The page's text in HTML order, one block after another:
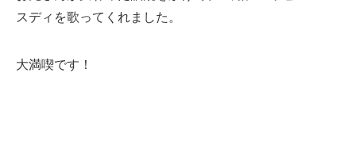
スディを歌ってくれました。
大満喫です！